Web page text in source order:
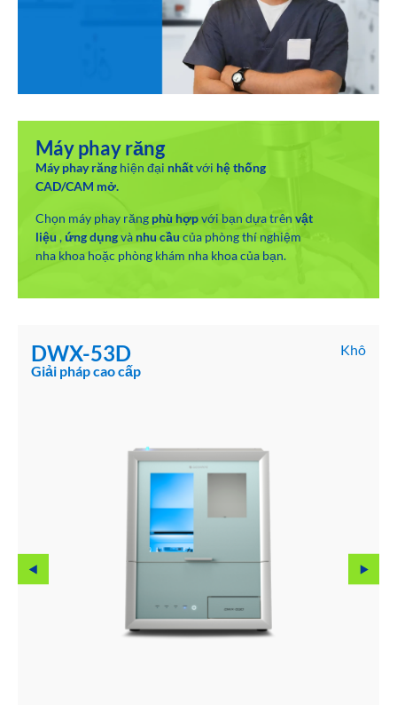
Máy phay răng
Máy phay răng hiện đại nhấtvới hệ thống
CAD/CAM mở.
Chọn máy phay răng phù hợpvới bạn dựa trên vật
liệu , ứng dụngvà nhu cầu của phòng thí nghiệm
nha khoa hoặc phòng khám nha khoa của bạn.
DWX-53D
Khô
Giải pháp cao cấp